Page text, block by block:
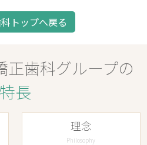
トップへ戻る
正歯科グループの
特長
理念
Philosophy